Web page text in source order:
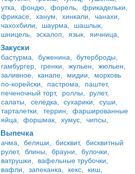
утка,
фондю, форель,
фрикадельки,
фрикасе,
ханум, хинкали,
чанахи,
чахохбили,
шаурма,
шашлык,
шницель,
эскалоп, язык, яичница,
Закуски
бастурма, буженина,
бутерброды,
гамбургер,
гренки, жульен,
жюльен,
заливное,
канапе, мидии,
морковь
по-корейски,
пастрома,
паштет,
печеночный торт,
роллы,
рулет,
салаты,
селедка, сухарики,
суши,
тарталетки,
террин,
фаршированные
яйца,
форшмак, хумус, чипсы,
Выпечка
ачма, беляши, бисквит,
бисквитный
рулет,
блины, брауни,
булочки,
ватрушки,
вафельные трубочки,
вафли,
запеканка, кекс,
киш,